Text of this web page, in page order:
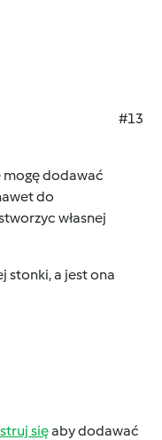
#13
mogę dodawać
do
własnej
stonki, a jest ona
sięaby dodawać